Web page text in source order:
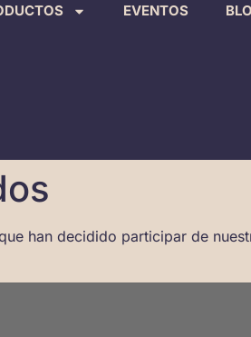
EVENTOS
han decidido participar de